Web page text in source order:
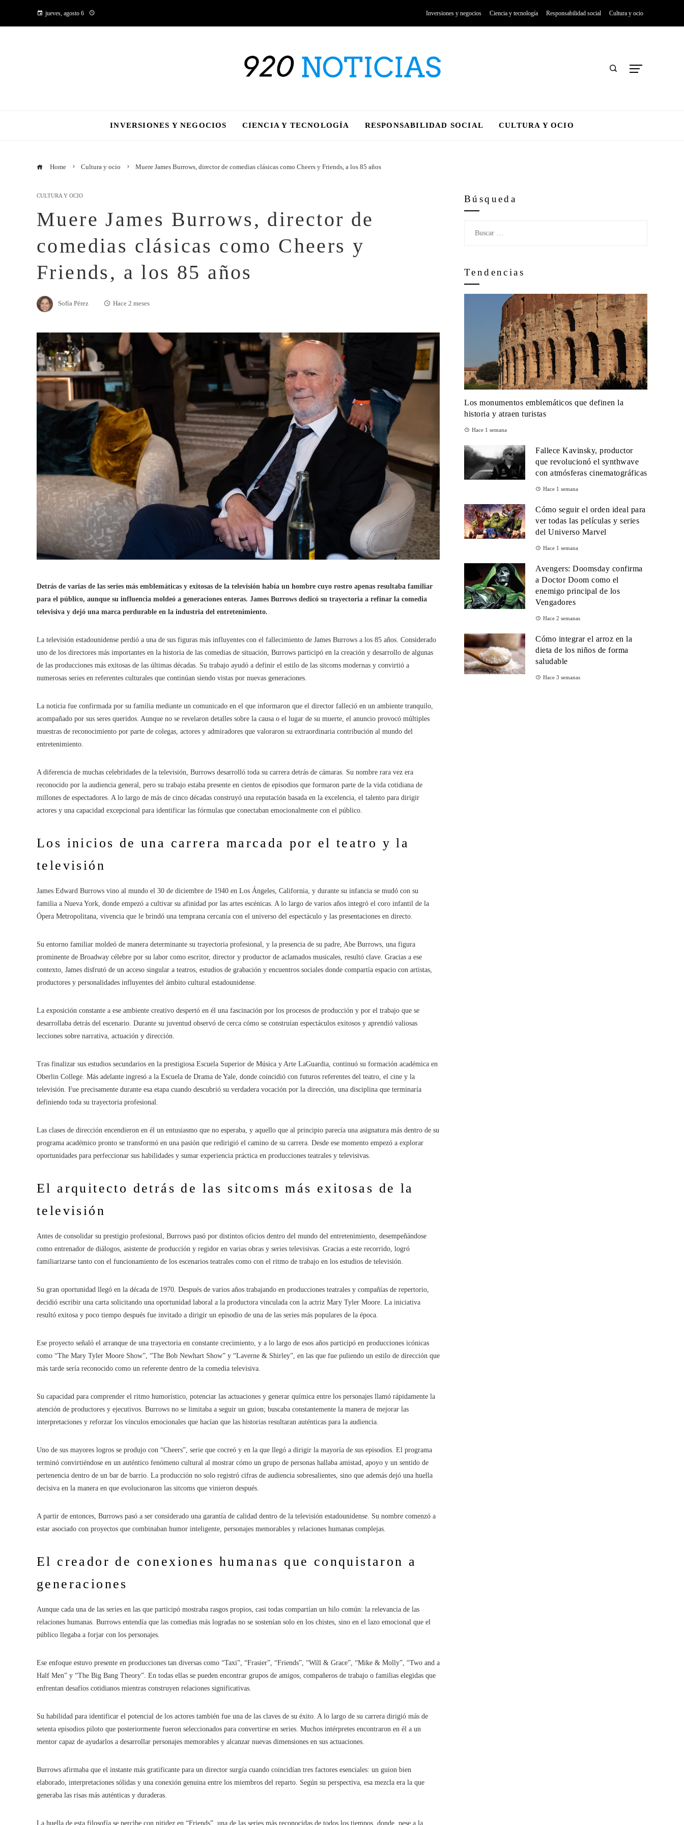
jueves, agosto 6 Inversiones y negocios Ciencia y tecnología Responsabilidad social Cultura y ocio
INVERSIONES Y NEGOCIOS CIENCIA Y TECNOLOGÍA RESPONSABILIDAD SOCIAL CULTURA Y OCIO
Home Cultura y ocio Muere James Burrows, director de comedias clásicas como Cheers y Friends, a los 85 años
CULTURA Y OCIO
Muere James Burrows, director de
comedias clásicas como Cheers y
Friends, a los 85 años
Sofía Pérez Hace 2 meses
Detrás de varias de las series más emblemáticas y exitosas de la televisión había un hombre cuyo rostro apenas resultaba familiar
para el público, aunque su influencia moldeó a generaciones enteras. James Burrows dedicó su trayectoria a refinar la comedia
televisiva y dejó una marca perdurable en la industria del entretenimiento.
La televisión estadounidense perdió a una de sus figuras más influyentes con el fallecimiento de James Burrows a los 85 años. Considerado
uno de los directores más importantes en la historia de las comedias de situación, Burrows participó en la creación y desarrollo de algunas
de las producciones más exitosas de las últimas décadas. Su trabajo ayudó a definir el estilo de las sitcoms modernas y convirtió a
numerosas series en referentes culturales que continúan siendo vistas por nuevas generaciones.
La noticia fue confirmada por su familia mediante un comunicado en el que informaron que el director falleció en un ambiente tranquilo,
acompañado por sus seres queridos. Aunque no se revelaron detalles sobre la causa o el lugar de su muerte, el anuncio provocó múltiples
muestras de reconocimiento por parte de colegas, actores y admiradores que valoraron su extraordinaria contribución al mundo del
entretenimiento.
A diferencia de muchas celebridades de la televisión, Burrows desarrolló toda su carrera detrás de cámaras. Su nombre rara vez era
reconocido por la audiencia general, pero su trabajo estaba presente en cientos de episodios que formaron parte de la vida cotidiana de
millones de espectadores. A lo largo de más de cinco décadas construyó una reputación basada en la excelencia, el talento para dirigir
actores y una capacidad excepcional para identificar las fórmulas que conectaban emocionalmente con el público.
Los inicios de una carrera marcada por el teatro y la
televisión
James Edward Burrows vino al mundo el 30 de diciembre de 1940 en Los Ángeles, California, y durante su infancia se mudó con su
familia a Nueva York, donde empezó a cultivar su afinidad por las artes escénicas. A lo largo de varios años integró el coro infantil de la
Ópera Metropolitana, vivencia que le brindó una temprana cercanía con el universo del espectáculo y las presentaciones en directo.
Su entorno familiar moldeó de manera determinante su trayectoria profesional, y la presencia de su padre, Abe Burrows, una figura
prominente de Broadway célebre por su labor como escritor, director y productor de aclamados musicales, resultó clave. Gracias a ese
contexto, James disfrutó de un acceso singular a teatros, estudios de grabación y encuentros sociales donde compartía espacio con artistas,
productores y personalidades influyentes del ámbito cultural estadounidense.
La exposición constante a ese ambiente creativo despertó en él una fascinación por los procesos de producción y por el trabajo que se
desarrollaba detrás del escenario. Durante su juventud observó de cerca cómo se construían espectáculos exitosos y aprendió valiosas
lecciones sobre narrativa, actuación y dirección.
Tras finalizar sus estudios secundarios en la prestigiosa Escuela Superior de Música y Arte LaGuardia, continuó su formación académica en
Oberlin College. Más adelante ingresó a la Escuela de Drama de Yale, donde coincidió con futuros referentes del teatro, el cine y la
televisión. Fue precisamente durante esa etapa cuando descubrió su verdadera vocación por la dirección, una disciplina que terminaría
definiendo toda su trayectoria profesional.
Las clases de dirección encendieron en él un entusiasmo que no esperaba, y aquello que al principio parecía una asignatura más dentro de su
programa académico pronto se transformó en una pasión que redirigió el camino de su carrera. Desde ese momento empezó a explorar
oportunidades para perfeccionar sus habilidades y sumar experiencia práctica en producciones teatrales y televisivas.
El arquitecto detrás de las sitcoms más exitosas de la
televisión
Antes de consolidar su prestigio profesional, Burrows pasó por distintos oficios dentro del mundo del entretenimiento, desempeñándose
como entrenador de diálogos, asistente de producción y regidor en varias obras y series televisivas. Gracias a este recorrido, logró
familiarizarse tanto con el funcionamiento de los escenarios teatrales como con el ritmo de trabajo en los estudios de televisión.
Su gran oportunidad llegó en la década de 1970. Después de varios años trabajando en producciones teatrales y compañías de repertorio,
decidió escribir una carta solicitando una oportunidad laboral a la productora vinculada con la actriz Mary Tyler Moore. La iniciativa
resultó exitosa y poco tiempo después fue invitado a dirigir un episodio de una de las series más populares de la época.
Ese proyecto señaló el arranque de una trayectoria en constante crecimiento, y a lo largo de esos años participó en producciones icónicas
como “The Mary Tyler Moore Show”, “The Bob Newhart Show” y “Laverne & Shirley”, en las que fue puliendo un estilo de dirección que
más tarde sería reconocido como un referente dentro de la comedia televisiva.
Su capacidad para comprender el ritmo humorístico, potenciar las actuaciones y generar química entre los personajes llamó rápidamente la
atención de productores y ejecutivos. Burrows no se limitaba a seguir un guion; buscaba constantemente la manera de mejorar las
interpretaciones y reforzar los vínculos emocionales que hacían que las historias resultaran auténticas para la audiencia.
Uno de sus mayores logros se produjo con “Cheers”, serie que cocreó y en la que llegó a dirigir la mayoría de sus episodios. El programa
terminó convirtiéndose en un auténtico fenómeno cultural al mostrar cómo un grupo de personas hallaba amistad, apoyo y un sentido de
pertenencia dentro de un bar de barrio. La producción no solo registró cifras de audiencia sobresalientes, sino que además dejó una huella
decisiva en la manera en que evolucionaron las sitcoms que vinieron después.
A partir de entonces, Burrows pasó a ser considerado una garantía de calidad dentro de la televisión estadounidense. Su nombre comenzó a
estar asociado con proyectos que combinaban humor inteligente, personajes memorables y relaciones humanas complejas.
El creador de conexiones humanas que conquistaron a
generaciones
Aunque cada una de las series en las que participó mostraba rasgos propios, casi todas compartían un hilo común: la relevancia de las
relaciones humanas. Burrows entendía que las comedias más logradas no se sostenían solo en los chistes, sino en el lazo emocional que el
público llegaba a forjar con los personajes.
Ese enfoque estuvo presente en producciones tan diversas como “Taxi”, “Frasier”, “Friends”, “Will & Grace”, “Mike & Molly”, “Two and a
Half Men” y “The Big Bang Theory”. En todas ellas se pueden encontrar grupos de amigos, compañeros de trabajo o familias elegidas que
enfrentan desafíos cotidianos mientras construyen relaciones significativas.
Su habilidad para identificar el potencial de los actores también fue una de las claves de su éxito. A lo largo de su carrera dirigió más de
setenta episodios piloto que posteriormente fueron seleccionados para convertirse en series. Muchos intérpretes encontraron en él a un
mentor capaz de ayudarlos a desarrollar personajes memorables y alcanzar nuevas dimensiones en sus actuaciones.
Burrows afirmaba que el instante más gratificante para un director surgía cuando coincidían tres factores esenciales: un guion bien
elaborado, interpretaciones sólidas y una conexión genuina entre los miembros del reparto. Según su perspectiva, esa mezcla era la que
generaba las risas más auténticas y duraderas.
La huella de esta filosofía se percibe con nitidez en “Friends”, una de las series más reconocidas de todos los tiempos, donde, pese a la
Búsqueda
Tendencias
Los monumentos emblemáticos que definen la
historia y atraen turistas
Hace 1 semana
Fallece Kavinsky, productor
que revolucionó el synthwave
con atmósferas cinematográficas
Hace 1 semana
Cómo seguir el orden ideal para
ver todas las películas y series
del Universo Marvel
Hace 1 semana
Avengers: Doomsday confirma
a Doctor Doom como el
enemigo principal de los
Vengadores
Hace 2 semanas
Cómo integrar el arroz en la
dieta de los niños de forma
saludable
Hace 3 semanas